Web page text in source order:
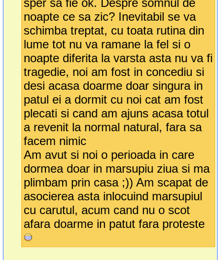
sper sa fie ok. Despre somnul de
noapte ce sa zic? Inevitabil se va
schimba treptat, cu toata rutina din
lume tot nu va ramane la fel si o
noapte diferita la varsta asta nu va fi
tragedie, noi am fost in concediu si
desi acasa doarme doar singura in
patul ei a dormit cu noi cat am fost
plecati si cand am ajuns acasa totul
a revenit la normal natural, fara sa
facem nimic
Am avut si noi o perioada in care
dormea doar in marsupiu ziua si ma
plimbam prin casa ;)) Am scapat de
asocierea asta inlocuind marsupiul
cu carutul, acum cand nu o scot
afara doarme in patut fara proteste